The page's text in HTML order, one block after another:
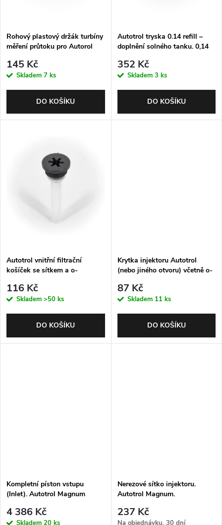
r
o
d
u
p
r
o
Rohový plastový držák turbíny
měření průtoku pro Autorol
145 Kč
Skladem 7 ks
DO KOŠÍKU
Autotrol tryska 0.14 refill –
doplnění solného tanku. 0,14
352 Kč
Skladem 3 ks
DO KOŠÍKU
Autotrol vnitřní filtrační
košíček se sítkem a o-
116 Kč
Skladem >50 ks
DO KOŠÍKU
Krytka injektoru Autotrol
(nebo jiného otvoru) včetně o-
87 Kč
Skladem 11 ks
DO KOŠÍKU
Kompletní píston vstupu
(Inlet). Autotrol Magnum
4 386 Kč
Skladem 20 ks
Nerezové sítko injektoru.
Autotrol Magnum.
237 Kč
Na objednávku, 30 dní